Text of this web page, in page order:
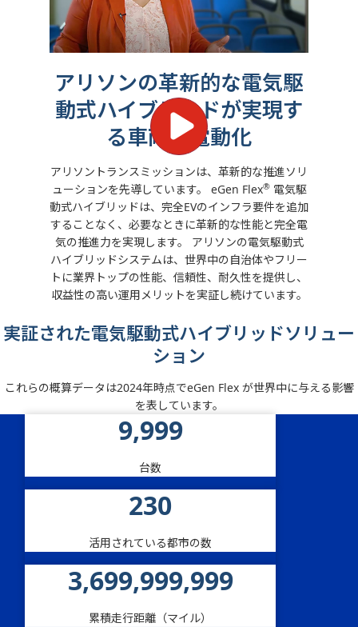
アリソンの革新的な電気駆
動式ハイブリッドが実現す
る車両の電動化
アリソントランスミッションは、革新的な推進ソリ
ューションを先導しています。 eGen Flex®電気駆
動式ハイブリッドは、完全EVのインフラ要件を追加
することなく、必要なときに革新的な性能と完全電
気の推進力を実現します。 アリソンの電気駆動式
ハイブリッドシステムは、世界中の自治体やフリー
トに業界トップの性能、信頼性、耐久性を提供し、
収益性の高い運用メリットを実証し続けています。
実証された電気駆動式ハイブリッドソリュー
ション
これらの概算データは2024年時点でeGen Flex が世界中に与える影響
を表しています。
アリソンの電気駆動式ハイブリッド
10,000
台数
230
活用されている都市の数
3,700,000,000
累積走行距離（マイル）